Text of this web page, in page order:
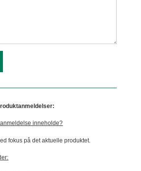
inneholde?
fokus på det aktuelle produktet.